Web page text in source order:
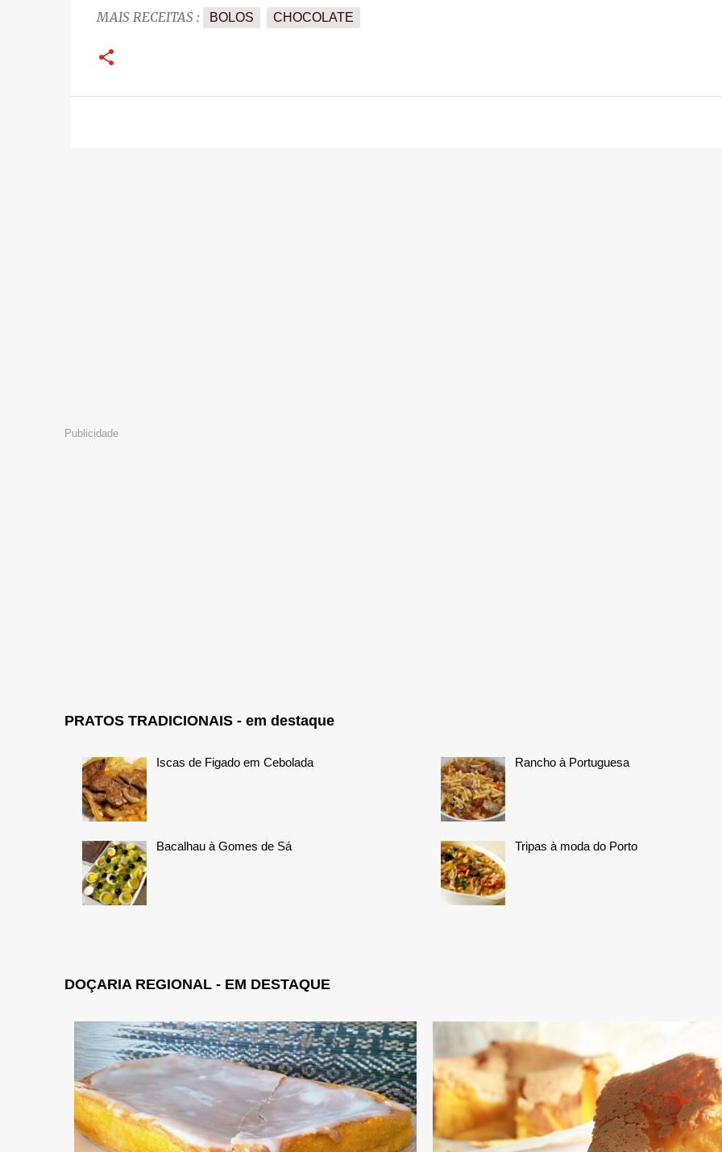
MAIS RECEITAS : BOLOS CHOCOLATE
Publicidade
PRATOS TRADICIONAIS - em destaque
Iscas de Figado em Cebolada
Bacalhau à Gomes de Sá
Rancho à Portuguesa
Tripas à moda do Porto
DOÇARIA REGIONAL - EM DESTAQUE